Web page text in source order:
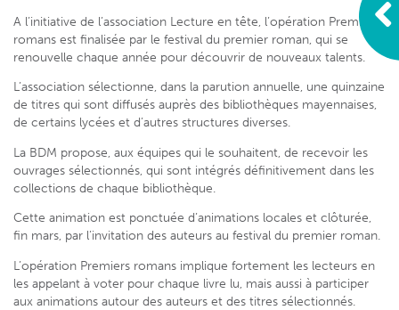
A l’initiative de l’association Lecture en tête, l’opération Premiers
romans est finalisée par le festival du premier roman, qui se
renouvelle chaque année pour découvrir de nouveaux talents.
L’association sélectionne, dans la parution annuelle, une quinzaine
de titres qui sont diffusés auprès des bibliothèques mayennaises,
de certains lycées et d’autres structures diverses.
La BDM propose, aux équipes qui le souhaitent, de recevoir les
ouvrages sélectionnés, qui sont intégrés définitivement dans les
collections de chaque bibliothèque.
Cette animation est ponctuée d’animations locales et clôturée,
fin mars, par l’invitation des auteurs au festival du premier roman.
L’opération Premiers romans implique fortement les lecteurs en
les appelant à voter pour chaque livre lu, mais aussi à participer
aux animations autour des auteurs et des titres sélectionnés.